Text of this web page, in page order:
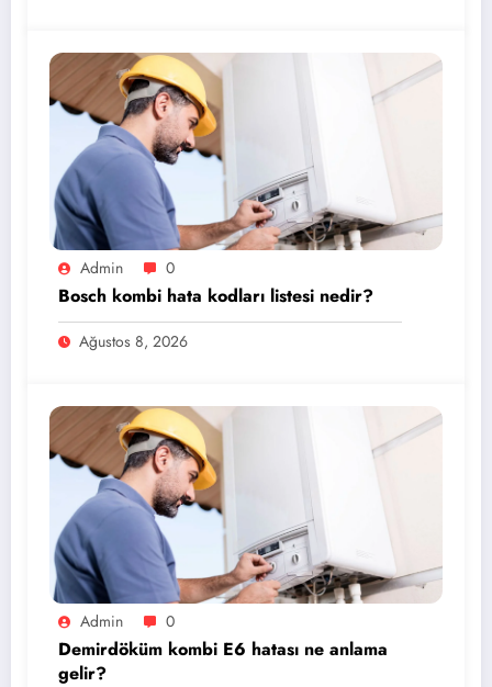
Admin 0
Bosch kombi hata kodları listesi nedir?
Ağustos 8, 2026
Admin 0
Demirdöküm kombi E6 hatası ne anlama
gelir?